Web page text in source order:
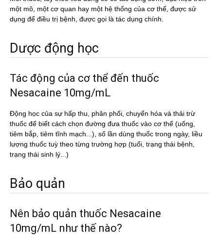
một mô, một cơ quan hay một hệ thống của cơ thể, được sử
dụng để điều trị bệnh, được gọi là tác dụng chính.
Dược động học
Tác động của cơ thể đến thuốc
Nesacaine 10mg/mL
Động học của sự hấp thu, phân phối, chuyển hóa và thải trừ
thuốc để biết cách chọn đường đưa thuốc vào cơ thể (uống,
tiêm bắp, tiêm tĩnh mạch...), số lần dùng thuốc trong ngày, liều
lượng thuốc tuỳ theo từng trường hợp (tuổi, trạng thái bệnh,
trạng thái sinh lý...)
Bảo quản
Nên bảo quản thuốc Nesacaine
10mg/mL như thế nào?